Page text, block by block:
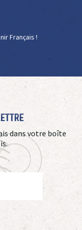
Français !
dans votre boîte